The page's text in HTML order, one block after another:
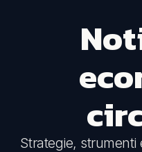
Strategie,